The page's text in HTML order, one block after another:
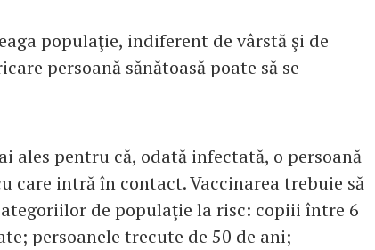
populaţie, indiferent de vârstă şi de
persoană sănătoasă poate să se
ales pentru că, odată infectată, o persoană
care intră în contact. Vaccinarea trebuie să
de populaţie la risc: copiii între 6
persoanele trecute de 50 de ani;